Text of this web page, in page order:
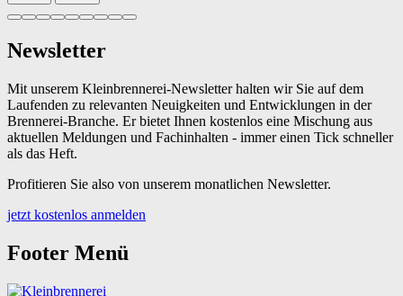
Newsletter
Mit unserem Kleinbrennerei-Newsletter halten wir Sie auf dem
Laufenden zu relevanten Neuigkeiten und Entwicklungen in der
Brennerei-Branche. Er bietet Ihnen kostenlos eine Mischung aus
aktuellen Meldungen und Fachinhalten - immer einen Tick schneller
als das Heft.
Profitieren Sie also von unserem monatlichen Newsletter.
jetzt kostenlos anmelden
Footer Menü